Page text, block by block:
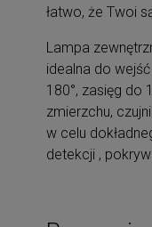
łatwo, że Twoi
Lampa
idealna do
180°, zasięg do
zmierzchu,
w celu
detekcji ,